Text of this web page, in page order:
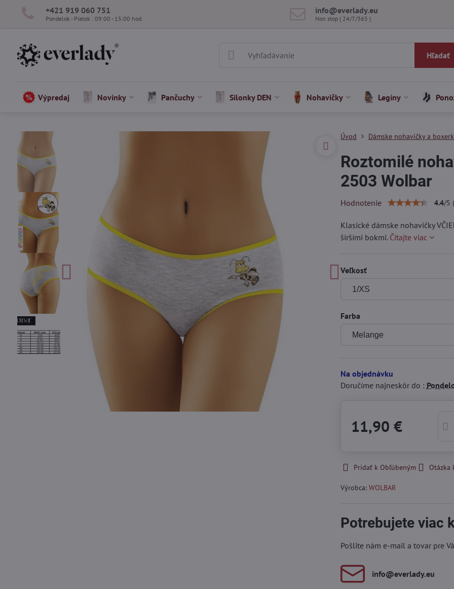
+421 919 060 751
Pondelok - Piatok : 09:00 - 15:00 hod.
info​@everlady​.eu
Non stop ( 24/7/365 )
Hľadať
Výpredaj Novinky Pančuchy Silonky DEN Nohavičky Legíny
Úvod Dámske nohavičky a
Roztomilé
2503 Wolbar
Hodnotenie 4.4/5 (
Klasické dámske nohavičky
širšími bokmi. Čítajte viac
Veľkosť
Farba
Na objednávku
Doručíme najneskôr do :
11,90 €
Pridať k Obľúbeným Otázka
Výrobca: WOLBAR
Potrebujete viac
Pošlite nám e-mail a tovar pre
info​@everlady​.eu